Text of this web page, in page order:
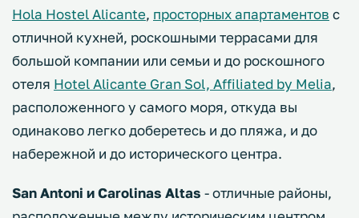
Hola Hostel Alicante, просторных апартаментов с
отличной кухней, роскошными террасами для
большой компании или семьи и до роскошного
отеля Hotel Alicante Gran Sol, Affiliated by Melia,
расположенного у самого моря, откуда вы
одинаково легко доберетесь и до пляжа, и до
набережной и до исторического центра.
San Antoni и Carolinas Altas - отличные районы,